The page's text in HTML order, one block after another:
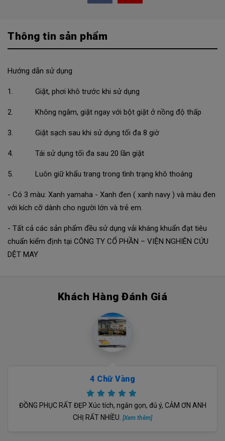
Thông tin sản phẩm
Hướng dẫn sử dụng
1. Giặt, phơi khô trước khi sử dụng
2. Không ngâm, giặt ngay với bột giặt ở nồng độ thấp
3. Giặt sạch sau khi sử dụng tối đa 8 giờ
4. Tái sử dụng tối đa sau 20 lần giặt
5. Luôn giữ khẩu trang trong tình trạng khô thoáng
- Có 3 màu: Xanh yamaha - Xanh đen ( xanh navy ) và màu đen
với kích cỡ dành cho người lớn và trẻ em.
- Tất cả các sản phẩm đều sử dụng vải kháng khuẩn đạt tiêu
chuẩn kiểm định tại CÔNG TY CỔ PHẦN – VIỆN NGHIÊN CỨU
DỆT MAY
Khách Hàng Đánh Giá
4 Chữ Vàng
ĐỒNG PHỤC RẤT ĐẸP Xúc tích, ngắn gọn, đủ ý, CẢM ƠN ANH
CHỊ RẤT NHIỀU. [Xem thêm]